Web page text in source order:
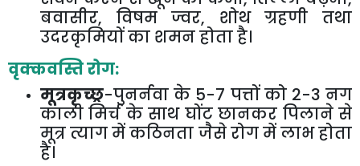
बवासीर, विषम ज्वर, शोथ ग्रहणी तथा
उदरकृमियों का शमन होता है।
वृक्कवस्ति रोग:
मूत्रकृच्छ्र-पुनर्नवा के 5-7 पत्तों को 2-3 नग
काली मिर्च के साथ घोंट छानकर पिलाने से
मूत्र त्याग में कठिनता जैसे रोग में लाभ होता
है।